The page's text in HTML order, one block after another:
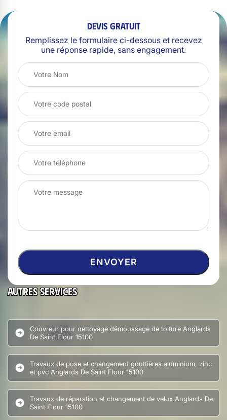
Devis gratuit
Remplissez le formulaire ci-dessous et recevez
une réponse rapide, sans engagement.
Autres services
Couvreur pour nettoyage démoussage de toiture Anglards
De Saint Flour 15100
Travaux de pose et changement gouttières aluminium, zinc
et pvc Anglards De Saint Flour 15100
Travaux de réparation et changement de velux Anglards De
Saint Flour 15100